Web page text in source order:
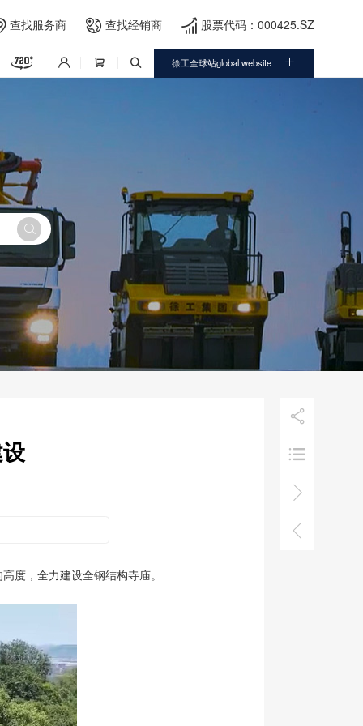
查找服务商  查找经销商  股票代码：000425.SZ
    徐工全球站global website 





度，全力建设全钢结构寺庙。